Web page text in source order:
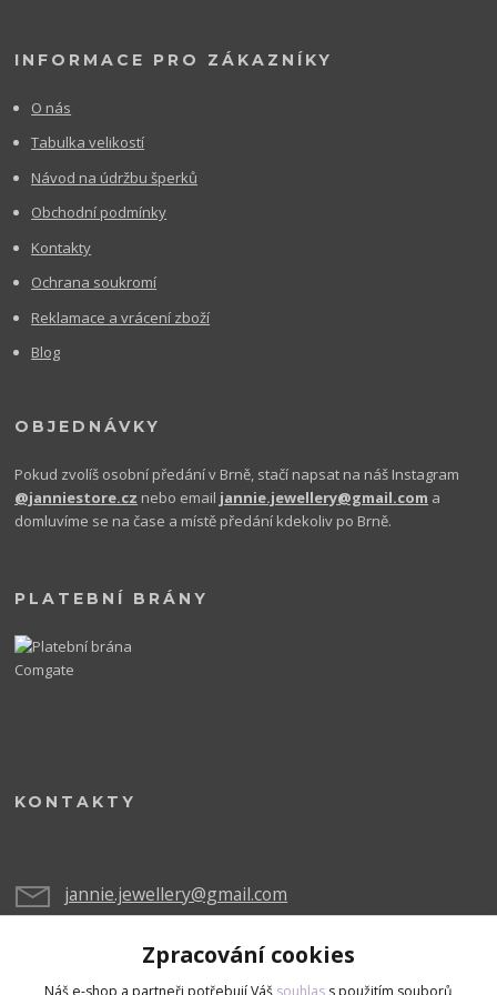
INFORMACE PRO ZÁKAZNÍKY
O nás
Tabulka velikostí
Návod na údržbu šperků
Obchodní podmínky
Kontakty
Ochrana soukromí
Reklamace a vrácení zboží
Blog
OBJEDNÁVKY
Pokud zvolíš osobní předání v Brně, stačí napsat na náš Instagram
@janniestore.cz nebo email jannie.jewellery@gmail.com a
domluvíme se na čase a místě předání kdekoliv po Brně.
PLATEBNÍ BRÁNY
KONTAKTY
jannie.jewellery@gmail.com
Zpracování cookies
Náš e-shop a partneři potřebují Váš souhlas s použitím souborů